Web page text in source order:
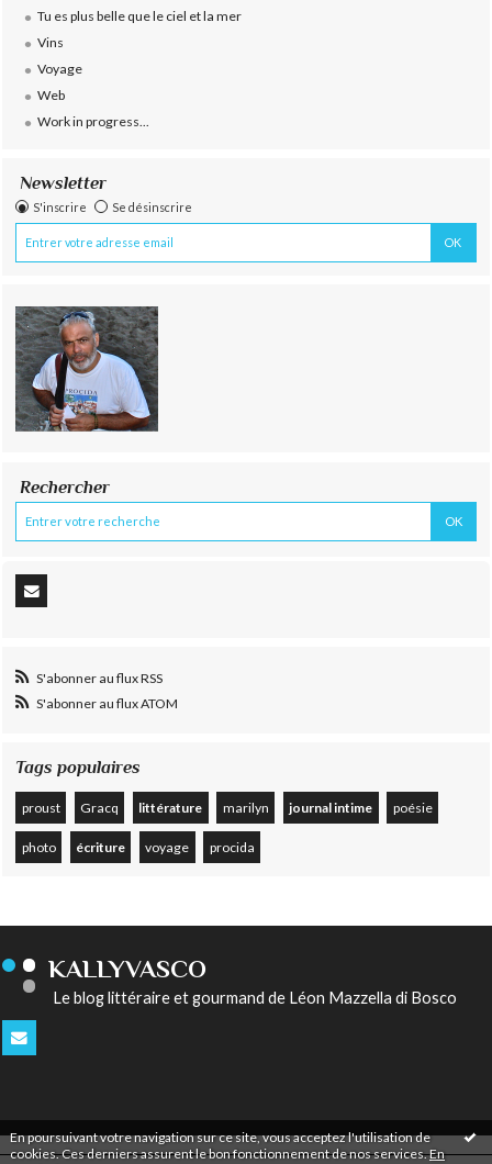
En poursuivant votre navigation sur ce site, vous acceptez l'utilisation de
cookies. Ces derniers assurent le bon fonctionnement de nos services.En
Tu es plus belle que le ciel et la mer
Vins
Voyage
Web
Work in progress...
Newsletter
S'inscrire Se désinscrire
Rechercher
S'abonner au flux RSS
S'abonner au flux ATOM
Tags populaires
proust Gracq littérature marilyn journal intime poésie
photo écriture voyage procida
KALLYVASCO
Le blog littéraire et gourmand de Léon Mazzella di Bosco